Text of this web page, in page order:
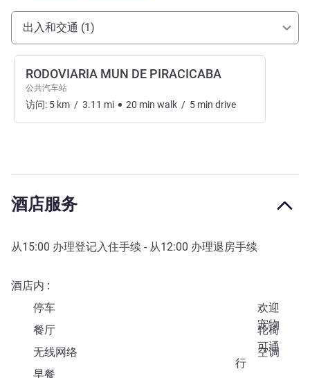
抵达和交通
出入和交通 (1)
RODOVIARIA MUN DE PIRACICABA
公共汽车站
访问: 5 km / 3.11 mi 20 min walk / 5 min drive
酒店服务
从15:00 办理登记入住手续 - 从12:00 办理退房手续
酒店内
停车
欢迎
宠物
餐厅
轮椅
可通
行
无线网络
空调
早餐